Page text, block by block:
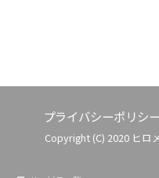
プライバシーポリシー
Copyright (C) 2020 ヒロ